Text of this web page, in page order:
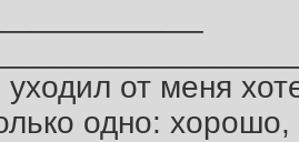
уходил от меня
одно: